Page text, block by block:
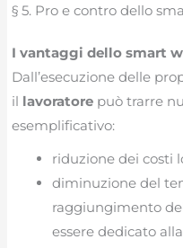
§ 5. Pro e contro dello
I vantaggi dello smart
Dall’esecuzione delle
il lavoratore può trarre
esemplificativo:
riduzione dei costi
diminuzione del
raggiungimento
essere dedicato